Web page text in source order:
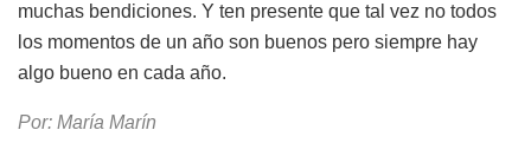
muchas bendiciones. Y ten presente que tal vez no todos
los momentos de un año son buenos pero siempre hay
algo bueno en cada año.
Por: María Marín